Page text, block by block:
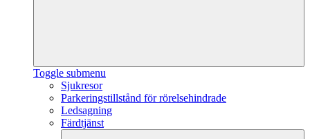
Toggle submenu
Sjukresor
Parkeringstillstånd för rörelsehindrade
Ledsagning
Färdtjänst